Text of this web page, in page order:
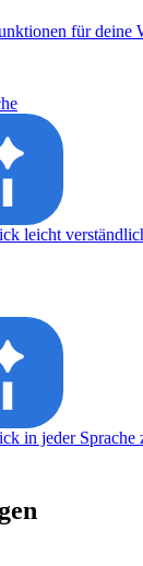
für deine
leicht
in jeder Sprache